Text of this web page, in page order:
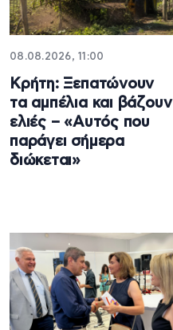
08.08.2026, 11:00
Κρήτη: Ξεπατώνουν
τα αμπέλια και βάζουν
ελιές – «Αυτός που
παράγει σήμερα
διώκεται»